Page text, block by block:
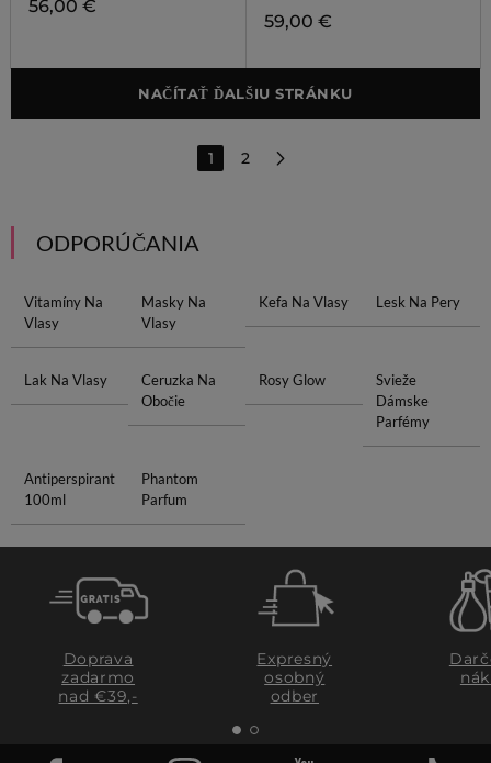
56,00 €
59,00 €
NAČÍTAŤ ĎALŠIU STRÁNKU
1 2
ODPORÚČANIA
Vitamíny Na
Vlasy
Masky Na
Vlasy
Kefa Na Vlasy Lesk Na Pery
Lak Na Vlasy
Ceruzka Na
Obočie
Rosy Glow
Svieže
Dámske
Parfémy
Antiperspirant
100ml
Phantom
Parfum
Doprava
zadarmo
nad €39,-
Expresný
osobný
odber